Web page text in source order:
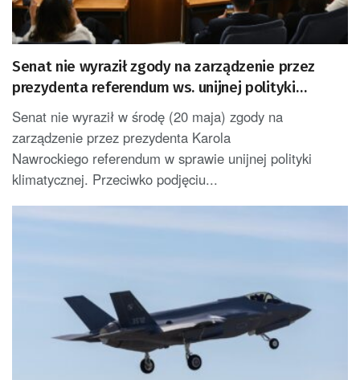
Senat nie wyraził zgody na zarządzenie przez
prezydenta referendum ws. unijnej polityki
klimatycznej
Senat nie wyraził w środę (20 maja) zgody na
zarządzenie przez prezydenta Karola
Nawrockiego referendum w sprawie unijnej polityki
klimatycznej. Przeciwko podjęciu...